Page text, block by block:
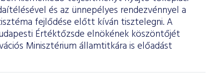
és az ünnepélyes rendezvénnyel a
fejlődése előtt kíván tisztelegni. A
Értéktőzsde elnökének köszöntőjét
Minisztérium államtitkára is előadást